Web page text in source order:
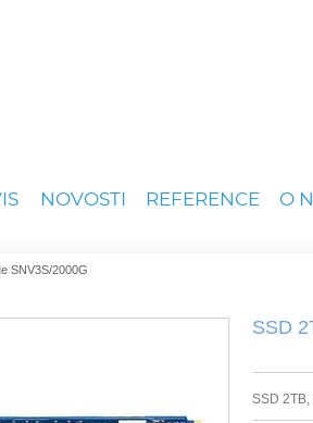
NOVOSTI REFERENCE O
SNV3S/2000G
SSD
SSD